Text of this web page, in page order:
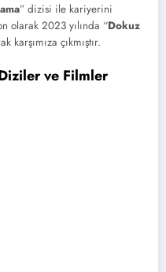
” dizisi ile kariyerini
olarak 2023 yılında “Dokuz
çıkmıştır.
ve Filmler